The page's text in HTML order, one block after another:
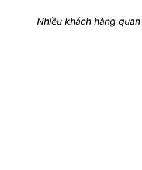
Nhiều khách hàng